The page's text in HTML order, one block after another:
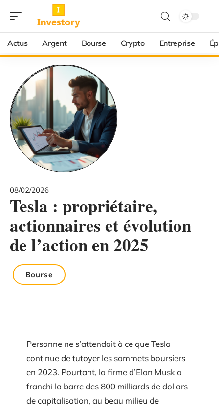
Actus Argent Bourse Crypto Entreprise
08/02/2026
Tesla : propriétaire,
actionnaires et évolution
de l’action en 2025
Bourse
Personne ne s’attendait à ce que Tesla
continue de tutoyer les sommets boursiers
en 2023. Pourtant, la firme d’Elon Musk a
franchi la barre des 800 milliards de dollars
de capitalisation, au beau milieu de